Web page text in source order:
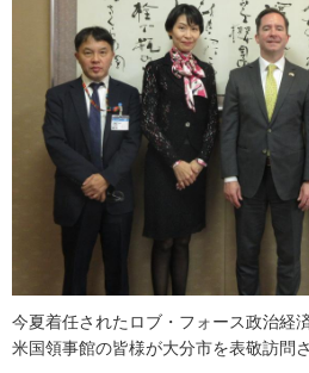
今夏着任されたロブ・フォース政治経
米国領事館の皆様が大分市を表敬訪問